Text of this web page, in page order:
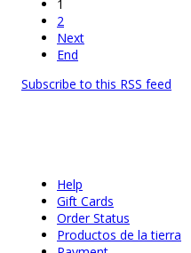
1
2
Next
End
Subscribe to this RSS feed
Help
Gift Cards
Order Status
Productos de la tierra